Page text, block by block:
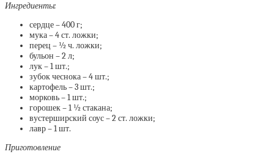
Ингредиенты:
сердце – 400 г;
мука – 4 ст. ложки;
перец – ½ ч. ложки;
бульон – 2 л;
лук – 1 шт.;
зубок чеснока – 4 шт.;
картофель – 3 шт.;
морковь – 1 шт.;
горошек – 1 ½ стакана;
вустерширский соус – 2 ст. ложки;
лавр – 1 шт.
Приготовление